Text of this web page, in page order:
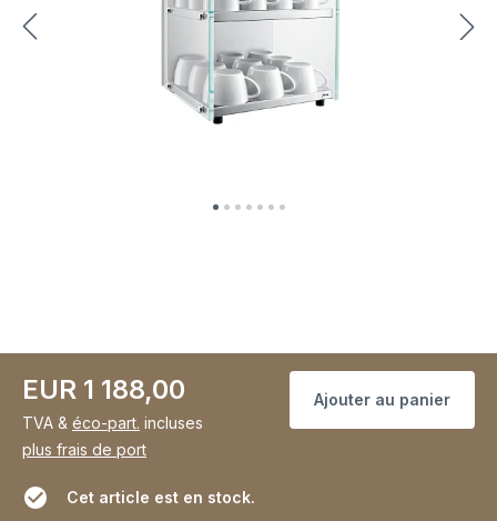
EUR 1 188,00
TVA & éco-part. incluses
plus frais de port
Ajouter au panier
Cet article est en stock.